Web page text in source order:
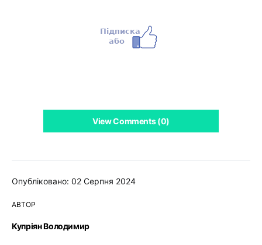
Опубліковано: 02 Серпня 2024
АВТОР
Купріян Володимир
View Comments (0)